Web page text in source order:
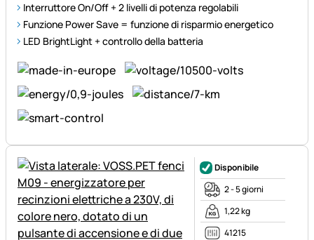
Interruttore On/Off + 2 livelli di potenza regolabili
Funzione Power Save = funzione di risparmio energetico
LED BrightLight + controllo della batteria
Disponibile
2 - 5 giorni
1,22 kg
41215